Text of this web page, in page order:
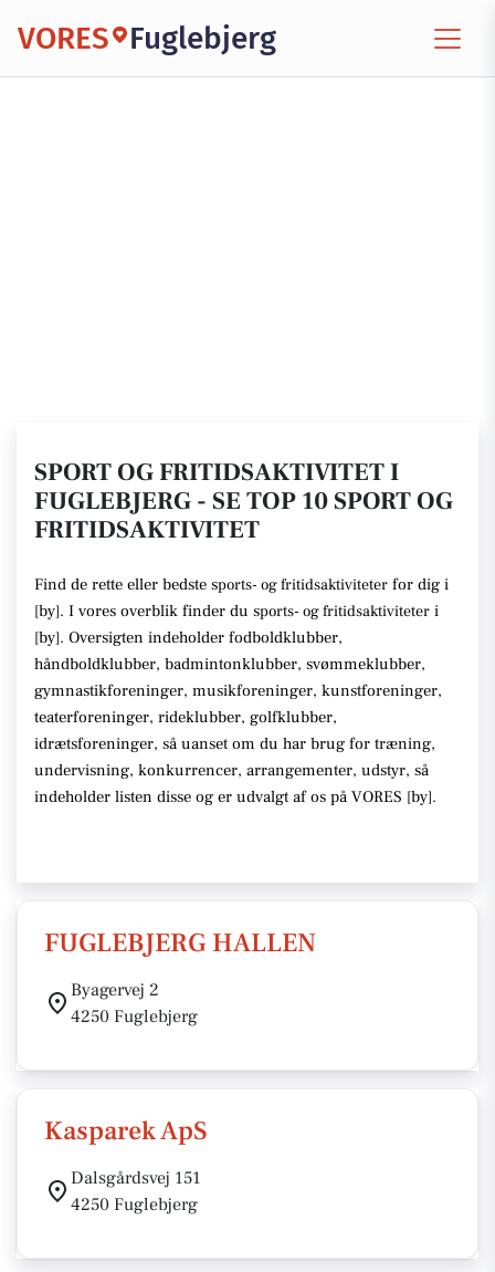
VORES Fuglebjerg
SPORT OG FRITIDSAKTIVITET I
FUGLEBJERG - SE TOP 10 SPORT OG
FRITIDSAKTIVITET
Find de rette eller bedste sports- og fritidsaktiviteter for dig i
[by]. I vores overblik finder du sports- og fritidsaktiviteter i
[by]. Oversigten indeholder fodboldklubber,
håndboldklubber, badmintonklubber, svømmeklubber,
gymnastikforeninger, musikforeninger, kunstforeninger,
teaterforeninger, rideklubber, golfklubber,
idrætsforeninger, så uanset om du har brug for træning,
undervisning, konkurrencer, arrangementer, udstyr, så
indeholder listen disse og er udvalgt af os på VORES [by].
FUGLEBJERG HALLEN
Byagervej 2
4250 Fuglebjerg
Kasparek ApS
Dalsgårdsvej 151
4250 Fuglebjerg